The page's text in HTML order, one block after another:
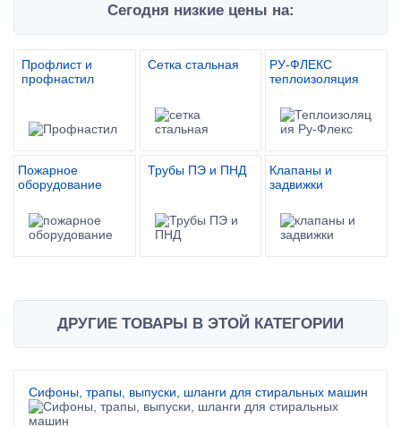
Сегодня низкие цены на:
Профлист и
профнастил
Сетка стальная
РУ-ФЛЕКС
теплоизоляция
Пожарное
оборудование
Трубы ПЭ и ПНД
Клапаны и
задвижки
ДРУГИЕ ТОВАРЫ В ЭТОЙ КАТЕГОРИИ
Сифоны, трапы, выпуски, шланги для стиральных машин